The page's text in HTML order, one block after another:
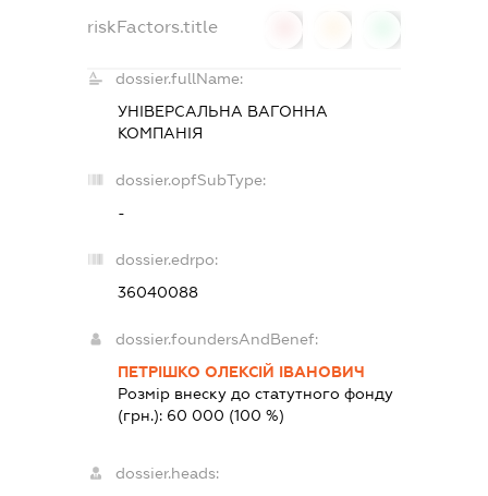
riskFactors.title
dossier.fullName:
УНІВЕРСАЛЬНА ВАГОННА
КОМПАНІЯ
dossier.opfSubType:
-
dossier.edrpo:
36040088
dossier.foundersAndBenef:
ПЕТРІШКО ОЛЕКСІЙ ІВАНОВИЧ
Розмір внеску до статутного фонду
(грн.): 60 000 (100 %)
dossier.heads: